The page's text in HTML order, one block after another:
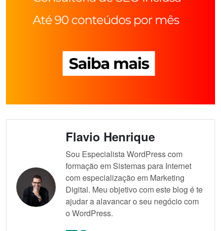
Flavio Henrique
Sou Especialista WordPress com
formação em Sistemas para Internet
com especialização em Marketing
Digital. Meu objetivo com este blog é te
ajudar a alavancar o seu negócio com
o WordPress.